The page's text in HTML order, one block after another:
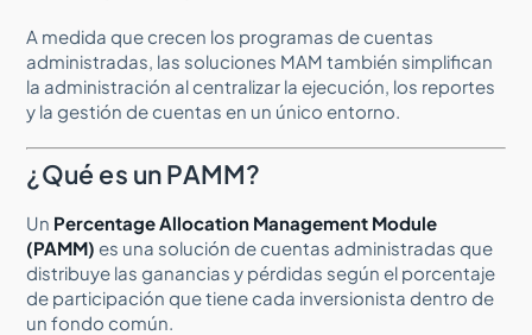
A medida que crecen los programas de cuentas
administradas, las soluciones MAM también simplifican
la administración al centralizar la ejecución, los reportes
y la gestión de cuentas en un único entorno.
¿Qué es un PAMM?
Un Percentage Allocation Management Module
(PAMM) es una solución de cuentas administradas que
distribuye las ganancias y pérdidas según el porcentaje
de participación que tiene cada inversionista dentro de
un fondo común.